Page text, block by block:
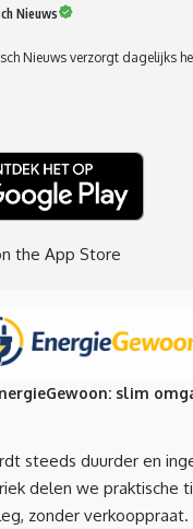
Nieuws
Nieuws verzorgt dagelijks
slim
steeds duurder en
delen we praktische
zonder verkooppraat.